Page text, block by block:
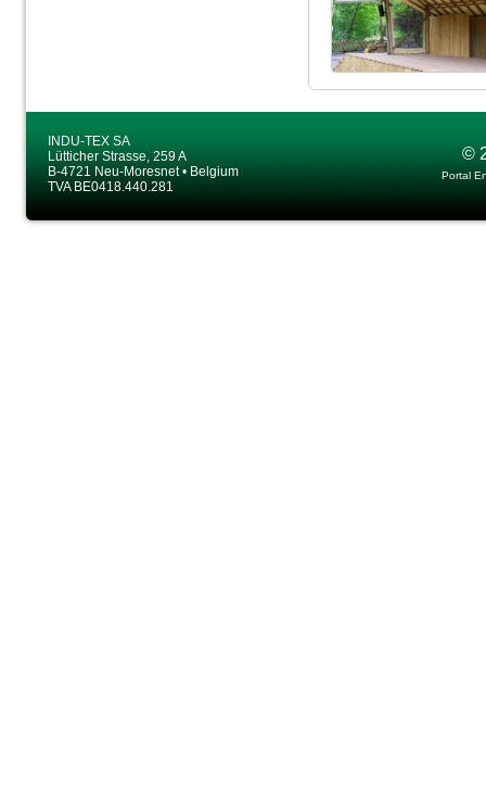
INDU-TEX SA
Lütticher Strasse, 259 A
B-4721 Neu-Moresnet • Belgium
TVA BE0418.440.281
©
Portal